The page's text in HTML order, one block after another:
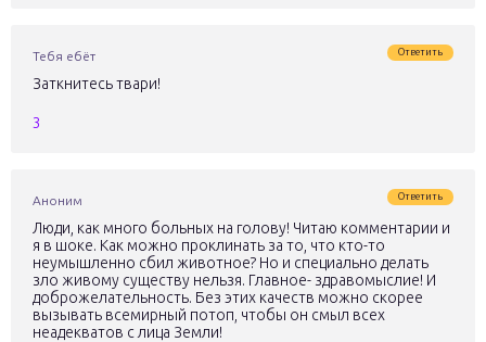
Тебя ебёт Ответить
Заткнитесь твари!
3
Аноним Ответить
Люди, как много больных на голову! Читаю комментарии и
я в шоке. Как можно проклинать за то, что кто-то
неумышленно сбил животное? Но и специально делать
зло живому существу нельзя. Главное- здравомыслие! И
доброжелательность. Без этих качеств можно скорее
вызывать всемирный потоп, чтобы он смыл всех
неадекватов с лица Земли!